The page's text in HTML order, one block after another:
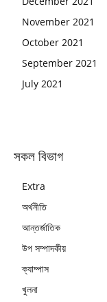
November 2021
October 2021
September 2021
July 2021
সকল বিভাগ
Extra
অর্থনীতি
আন্তর্জাতিক
উপ সম্পাদকীয়
ক্যাম্পাস
খুলনা